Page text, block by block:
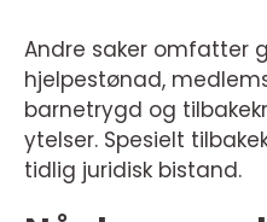
Andre saker omfatter
hjelpestønad,
barnetrygd og
ytelser. Spesielt
tidlig juridisk bistand.